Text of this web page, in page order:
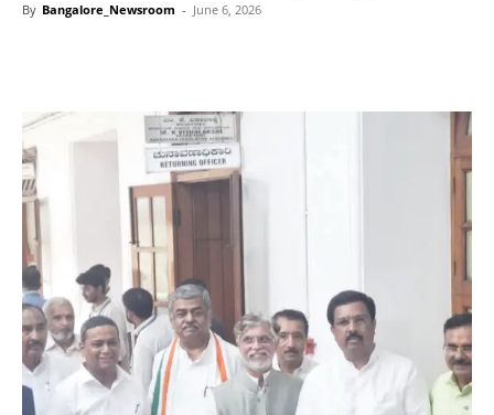
By Bangalore_Newsroom - June 6, 2026